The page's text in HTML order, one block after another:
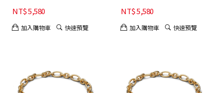
NT$5,580
加入購物車 快速預覽
NT$5,580
加入購物車 快速預覽